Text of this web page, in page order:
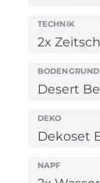
TECHNIK
BODENGRUND
DEKO
NAPF